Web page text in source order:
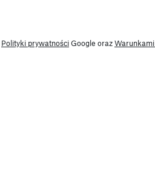
Polityki prywatnościGoogle orazWarunkami